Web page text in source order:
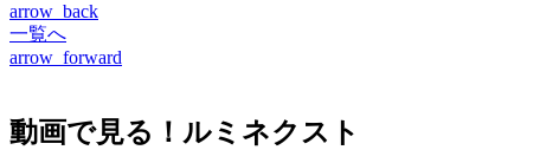
arrow_back
一覧へ
arrow_forward
動画で見る！ルミネクスト